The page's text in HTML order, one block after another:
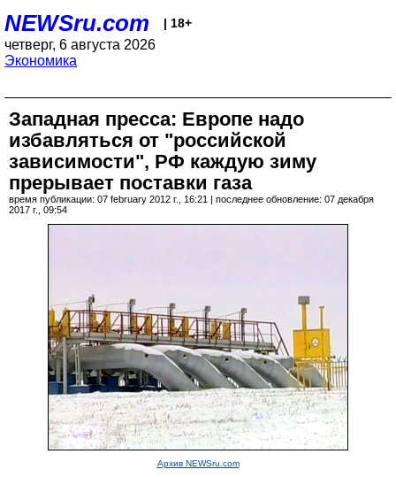
NEWSru.com | 18+
четверг, 6 августа 2026
Экономика
Западная пресса: Европе надо
избавляться от "российской
зависимости", РФ каждую зиму
прерывает поставки газа
время публикации: 07 february 2012 г., 16:21 | последнее обновление: 07 декабря
2017 г., 09:54
Архив NEWSru.com